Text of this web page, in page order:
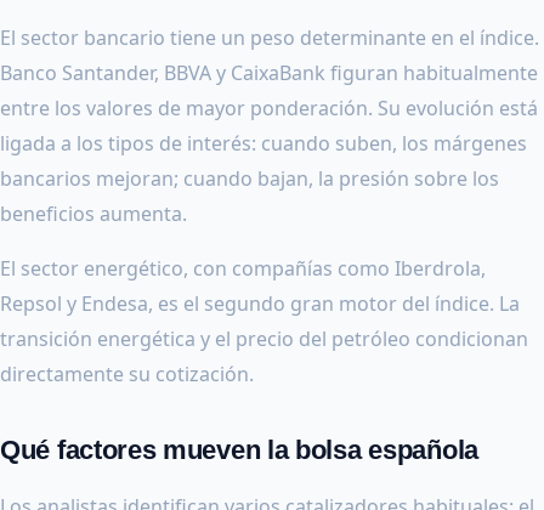
El sector bancario tiene un peso determinante en el índice.
Banco Santander, BBVA y CaixaBank figuran habitualmente
entre los valores de mayor ponderación. Su evolución está
ligada a los tipos de interés: cuando suben, los márgenes
bancarios mejoran; cuando bajan, la presión sobre los
beneficios aumenta.
El sector energético, con compañías como Iberdrola,
Repsol y Endesa, es el segundo gran motor del índice. La
transición energética y el precio del petróleo condicionan
directamente su cotización.
Qué factores mueven la bolsa española